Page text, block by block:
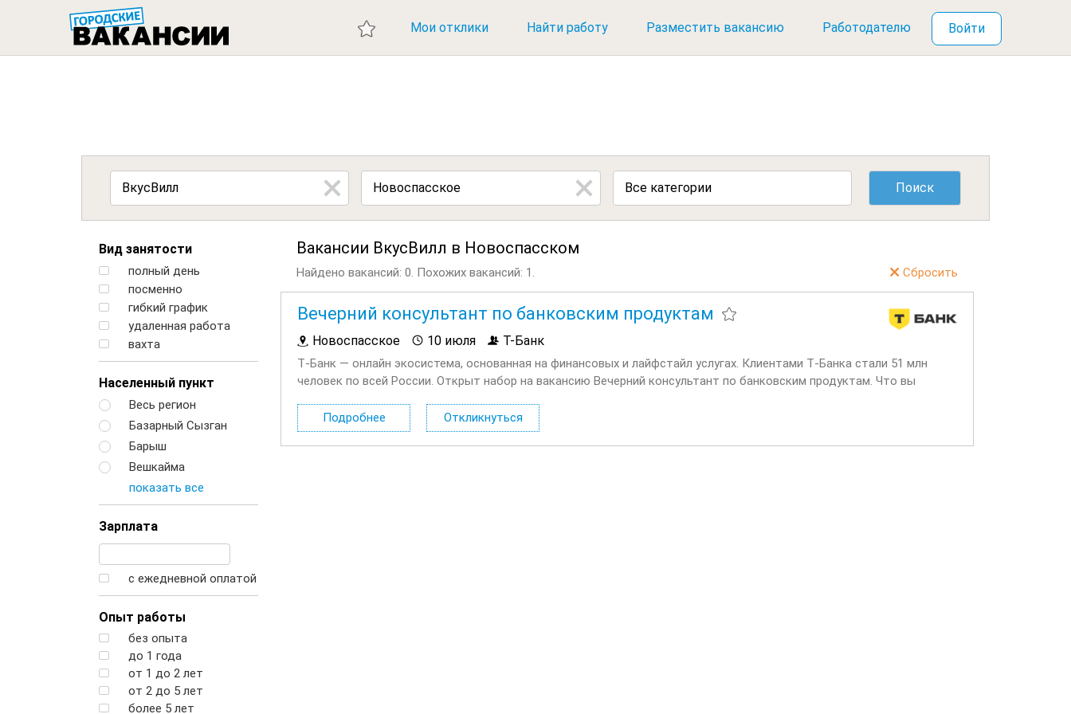
ГОРОДСКИЕ ВАКАНСИИ
Мои отклики Найти работу Разместить вакансию Работодателю Войти
Все категории
Вид занятости
полный день
посменно
гибкий график
удаленная работа
вахта
Населенный пункт
Весь регион
Базарный Сызган
Барыш
Вешкайма
показать все
Зарплата
с ежедневной оплатой
Опыт работы
без опыта
до 1 года
от 1 до 2 лет
от 2 до 5 лет
более 5 лет
Вакансии ВкусВилл в Новоспасском
Найдено вакансий: 0. Похожих вакансий: 1. Сбросить
Вечерний консультант по банковским продуктам
Новоспасское 10 июля Т-Банк
Т‑Банк — онлайн экосистема, основанная на финансовых и лайфстайл услугах. Клиентами Т‑Банка стали 51 млн
человек по всей России. Открыт набор на вакансию Вечерний консультант по банковским продуктам. Что вы
Подробнее
Откликнуться